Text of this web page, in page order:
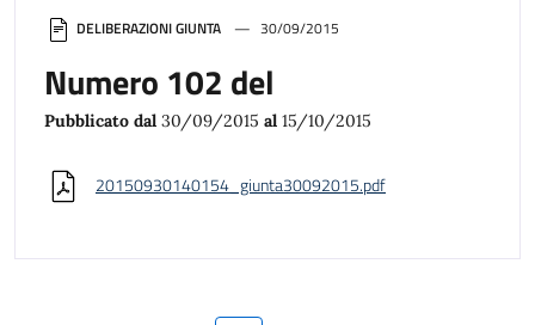
DELIBERAZIONI GIUNTA 30/09/2015
Numero 102 del
Pubblicato dal 30/09/2015 al 15/10/2015
20150930140154_giunta30092015.pdf